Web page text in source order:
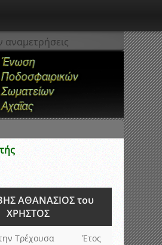
ΑΘΑΝΑΣΙΟΣ του
ΧΡΗΣΤΟΣ
Τρέχουσα
Έτος